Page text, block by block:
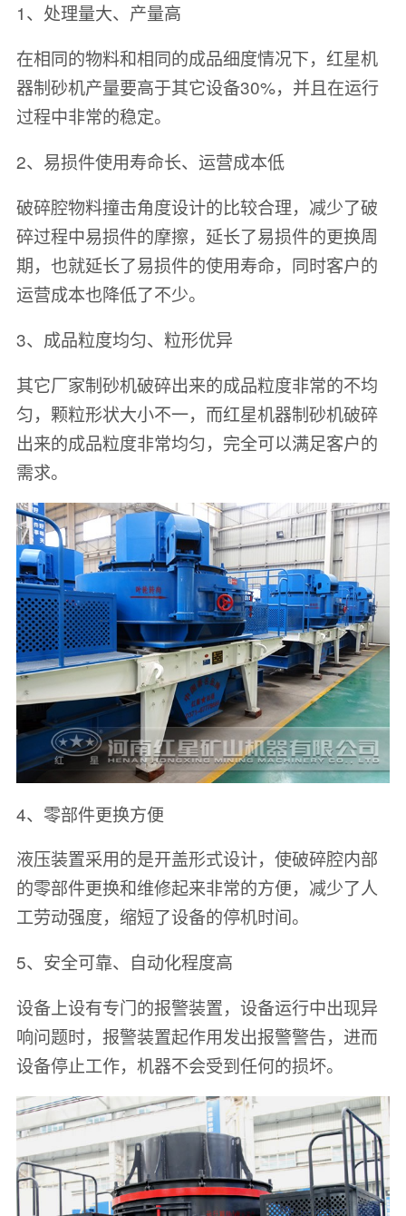
1、处理量大、产量高
在相同的物料和相同的成品细度情况下，红星机
器制砂机产量要高于其它设备30%，并且在运行
过程中非常的稳定。
2、易损件使用寿命长、运营成本低
破碎腔物料撞击角度设计的比较合理，减少了破
碎过程中易损件的摩擦，延长了易损件的更换周
期，也就延长了易损件的使用寿命，同时客户的
运营成本也降低了不少。
3、成品粒度均匀、粒形优异
其它厂家制砂机破碎出来的成品粒度非常的不均
匀，颗粒形状大小不一，而红星机器制砂机破碎
出来的成品粒度非常均匀，完全可以满足客户的
需求。
4、零部件更换方便
液压装置采用的是开盖形式设计，使破碎腔内部
的零部件更换和维修起来非常的方便，减少了人
工劳动强度，缩短了设备的停机时间。
5、安全可靠、自动化程度高
设备上设有专门的报警装置，设备运行中出现异
响问题时，报警装置起作用发出报警警告，进而
设备停止工作，机器不会受到任何的损坏。